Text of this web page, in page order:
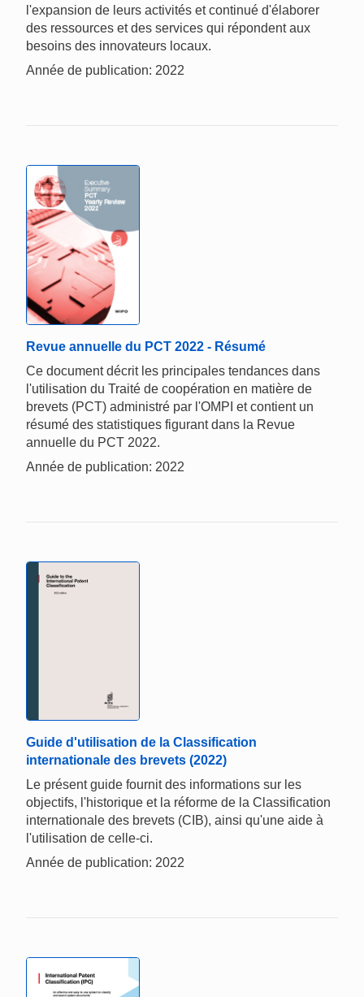
l'expansion de leurs activités et continué d'élaborer
des ressources et des services qui répondent aux
besoins des innovateurs locaux.
Année de publication: 2022
Revue annuelle du PCT 2022 - Résumé
Ce document décrit les principales tendances dans
l'utilisation du Traité de coopération en matière de
brevets (PCT) administré par l'OMPI et contient un
résumé des statistiques figurant dans la Revue
annuelle du PCT 2022.
Année de publication: 2022
Guide d'utilisation de la Classification
internationale des brevets (2022)
Le présent guide fournit des informations sur les
objectifs, l'historique et la réforme de la Classification
internationale des brevets (CIB), ainsi qu'une aide à
l'utilisation de celle-ci.
Année de publication: 2022